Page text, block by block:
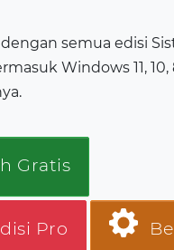
semua edisi
Windows 11, 10,
Gratis
Pro